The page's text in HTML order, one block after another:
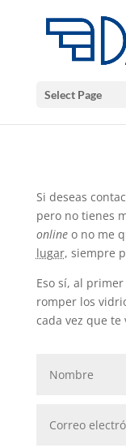
Select Page
Si deseas
pero no tienes
onlineo no me
lugar, siempre
Eso sí, al primer
romper los
cada vez que te